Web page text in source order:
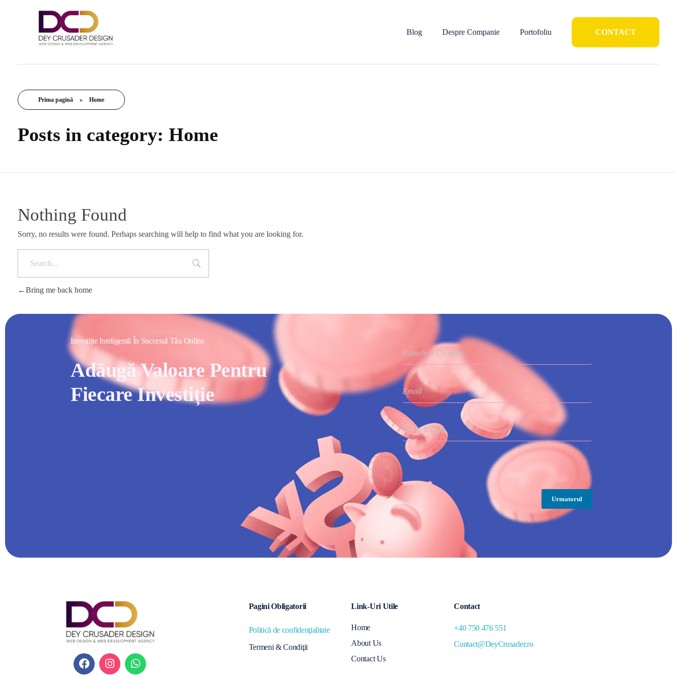
Blog Despre Companie Portofoliu CONTACT
Prima pagină » Home
Posts in category: Home
Nothing Found
Sorry, no results were found. Perhaps searching will help to find what you are looking for.
Bring me back home
Investiție Inteligentă În Succesul Tău Online
Adăugă Valoare Pentru
Fiecare Investiție
Urmatorul
Pagini Obligatorii
Politică de confidenţialitate
Termeni & Condiţii
Link-Uri Utile
Home
About Us
Contact Us
Contact
+40 750 476 551
Contact@DeyCrusader.ro